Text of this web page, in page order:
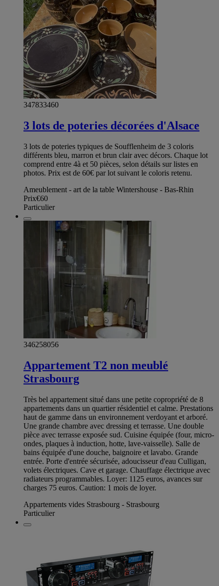
347833460
3 lots de poteries décorées d'Alsace
3 lots de poteries typiques de Soufflenheim de 3 coloris
différents bleu, marron et brun clair avec décors. Chaque lot
comprend entre 4à et 50 pièces, selon détails sur listes en
photos. Prix est de 60€ par lot suivant le coloris retenu.
Ameublement - art de la table Wintershouse - Bas-Rhin
Prix€60
Particulier
346258056
Appartement T2 non meublé
Strasbourg
Très bel appartement situé dans une petite copropriété de 8
appartements dans un quartier résidentiel et calme. Prestations
haut de gamme dans un environnement verdoyant et arboré.
Une grande chambre avec dressing et terrasse. Une double
pièce avec terrasse exposée sud. Cuisine équipée (four, micro-
ondes, plaques à induction, hotte, lave-vaisselle). Salle de
bains équipée d'une douche, baignoire et lavabo. Grande
entrée. Porte d'entrée sécurisée, adoucisseur d'eau Culligan,
volets électriques. Cave et garage. Chauffage électrique avec
radiateurs programmables. Loyer: 1125 euros, avances sur
charges 75 euros. Caution: 1 mois de loyer.
Appartements vides Strasbourg - Strasbourg
Particulier